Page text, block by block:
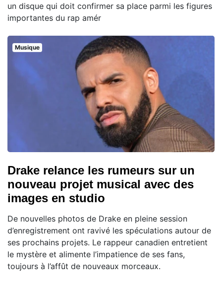
un disque qui doit confirmer sa place parmi les figures
importantes du rap amér
Musique
Drake relance les rumeurs sur un
nouveau projet musical avec des
images en studio
De nouvelles photos de Drake en pleine session
d’enregistrement ont ravivé les spéculations autour de
ses prochains projets. Le rappeur canadien entretient
le mystère et alimente l’impatience de ses fans,
toujours à l’affût de nouveaux morceaux.